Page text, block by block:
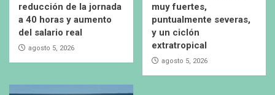
reducción de la jornada
a 40 horas y aumento
del salario real
agosto 5, 2026
muy fuertes,
puntualmente severas,
y un ciclón
extratropical
agosto 5, 2026